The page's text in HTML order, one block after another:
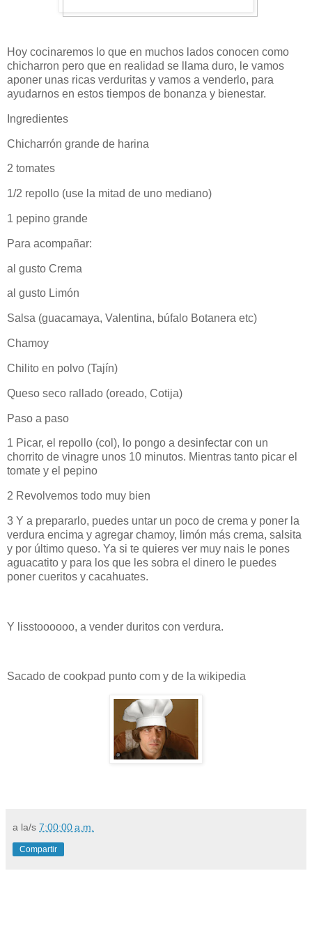
Hoy cocinaremos lo que en muchos lados conocen como
chicharron pero que en realidad se llama duro, le vamos
aponer unas ricas verduritas y vamos a venderlo, para
ayudarnos en estos tiempos de bonanza y bienestar.
Ingredientes
Chicharrón grande de harina
2 tomates
1/2 repollo (use la mitad de uno mediano)
1 pepino grande
Para acompañar:
al gusto Crema
al gusto Limón
Salsa (guacamaya, Valentina, búfalo Botanera etc)
Chamoy
Chilito en polvo (Tajín)
Queso seco rallado (oreado, Cotija)
Paso a paso
1 Picar, el repollo (col), lo pongo a desinfectar con un
chorrito de vinagre unos 10 minutos. Mientras tanto picar el
tomate y el pepino
2 Revolvemos todo muy bien
3 Y a prepararlo, puedes untar un poco de crema y poner la
verdura encima y agregar chamoy, limón más crema, salsita
y por último queso. Ya si te quieres ver muy nais le pones
aguacatito y para los que les sobra el dinero le puedes
poner cueritos y cacahuates.
Y lisstoooooo, a vender duritos con verdura.
Sacado de cookpad punto com y de la wikipedia
a la/s 7:00:00 a.m.
Compartir